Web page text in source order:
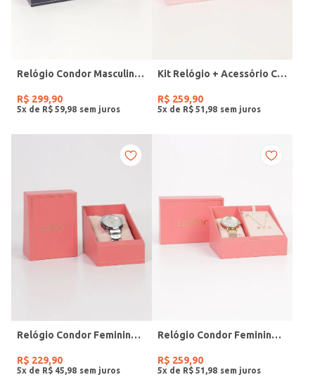
Relógio Condor Masculino PRETO
R$ 299,90
5x de R$ 59 98
Kit Relógio + Acessório Condor Feminino DOURADO
R$ 259,90
5x de R$ 51 98
Relógio Condor Feminino PRATA
R$ 229,90
5x de R$ 45 98
Relógio Condor Feminino DOURADO
R$ 259,90
5x de R$ 51 98